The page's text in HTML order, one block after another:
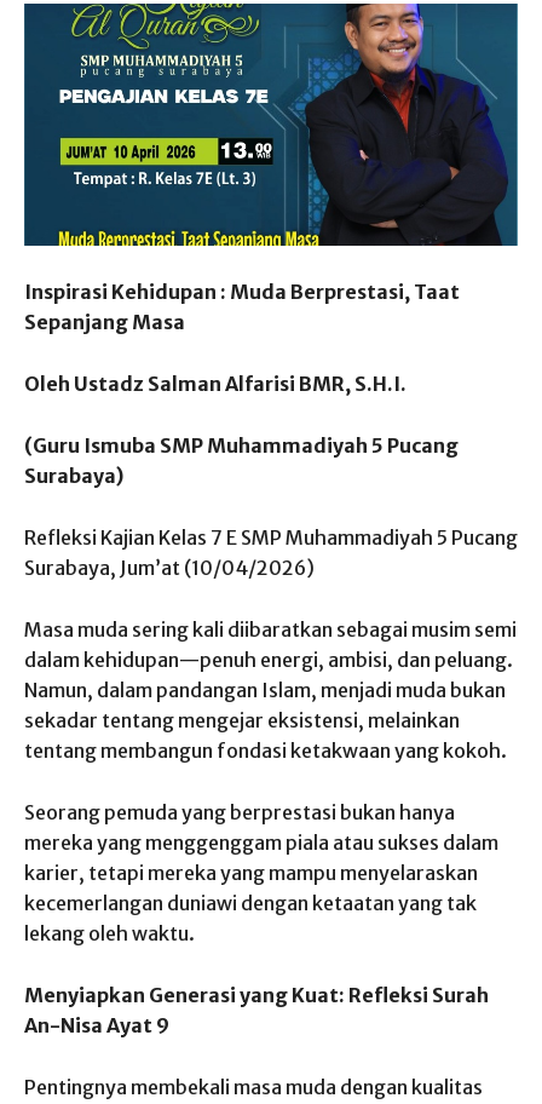
Inspirasi Kehidupan : Muda Berprestasi, Taat
Sepanjang Masa
Oleh Ustadz Salman Alfarisi BMR, S.H.I.
(Guru Ismuba SMP Muhammadiyah 5 Pucang
Surabaya)
Refleksi Kajian Kelas 7 E SMP Muhammadiyah 5 Pucang
Surabaya, Jum’at (10/04/2026)
Masa muda sering kali diibaratkan sebagai musim semi
dalam kehidupan—penuh energi, ambisi, dan peluang.
Namun, dalam pandangan Islam, menjadi muda bukan
sekadar tentang mengejar eksistensi, melainkan
tentang membangun fondasi ketakwaan yang kokoh.
Seorang pemuda yang berprestasi bukan hanya
mereka yang menggenggam piala atau sukses dalam
karier, tetapi mereka yang mampu menyelaraskan
kecemerlangan duniawi dengan ketaatan yang tak
lekang oleh waktu.
Menyiapkan Generasi yang Kuat: Refleksi Surah
An-Nisa Ayat 9
Pentingnya membekali masa muda dengan kualitas